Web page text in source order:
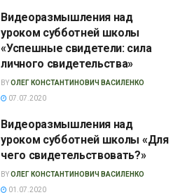
Видеоразмышления над
уроком субботней школы
«Успешные свидетели: сила
личного свидетельства»
BYОЛЕГ КОНСТАНТИНОВИЧ ВАСИЛЕНКО
07.07.2020
Видеоразмышления над
уроком субботней школы «Для
чего свидетельствовать?»
BYОЛЕГ КОНСТАНТИНОВИЧ ВАСИЛЕНКО
01.07.2020